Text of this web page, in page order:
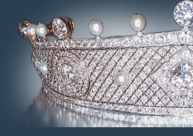
Inhalt
springen